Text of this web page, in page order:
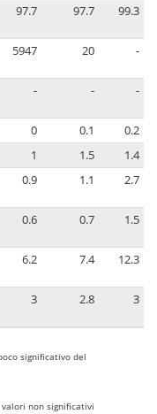
97.7 97.7 99.3
5947 20 -
- - -
0 0.1
0.2
1 1.5
1.4
0.9 1.1 2.7
0.6 0.7 1.5
6.2 7.4 12.3
3 2.8 3
significativo del
non significativi